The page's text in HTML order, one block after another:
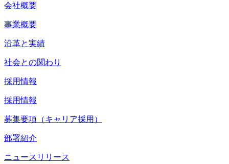
会社概要
事業概要
沿革と実績
社会との関わり
採用情報
採用情報
募集要項（キャリア採用）
部署紹介
ニュースリリース